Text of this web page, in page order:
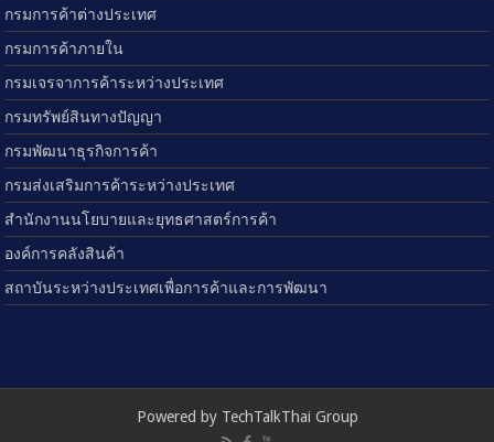
กรมการค้าต่างประเทศ
กรมการค้าภายใน
กรมเจรจาการค้าระหว่างประเทศ
กรมทรัพย์สินทางปัญญา
กรมพัฒนาธุรกิจการค้า
กรมส่งเสริมการค้าระหว่างประเทศ
สำนักงานนโยบายและยุทธศาสตร์การค้า
องค์การคลังสินค้า
สถาบันระหว่างประเทศเพื่อการค้าและการพัฒนา
Powered by TechTalkThai Group